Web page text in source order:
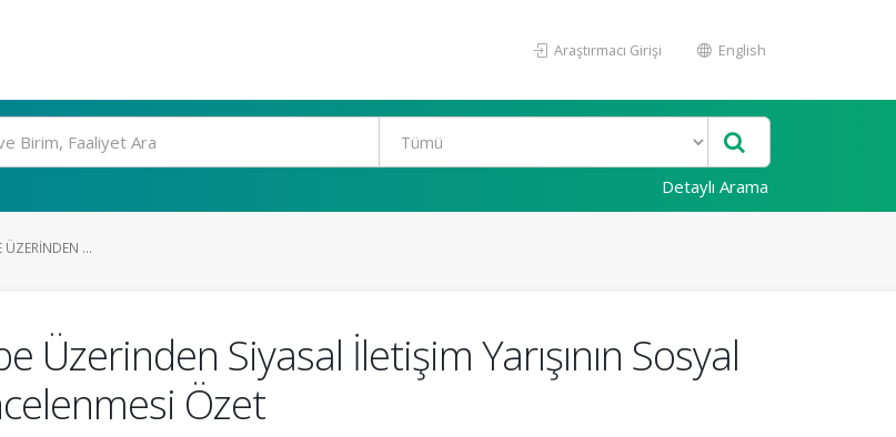
Araştırmacı Girişi English
Detaylı Arama
ÜZERINDEN ...
Üzerinden Siyasal İletişim Yarışının Sosyal
Özet